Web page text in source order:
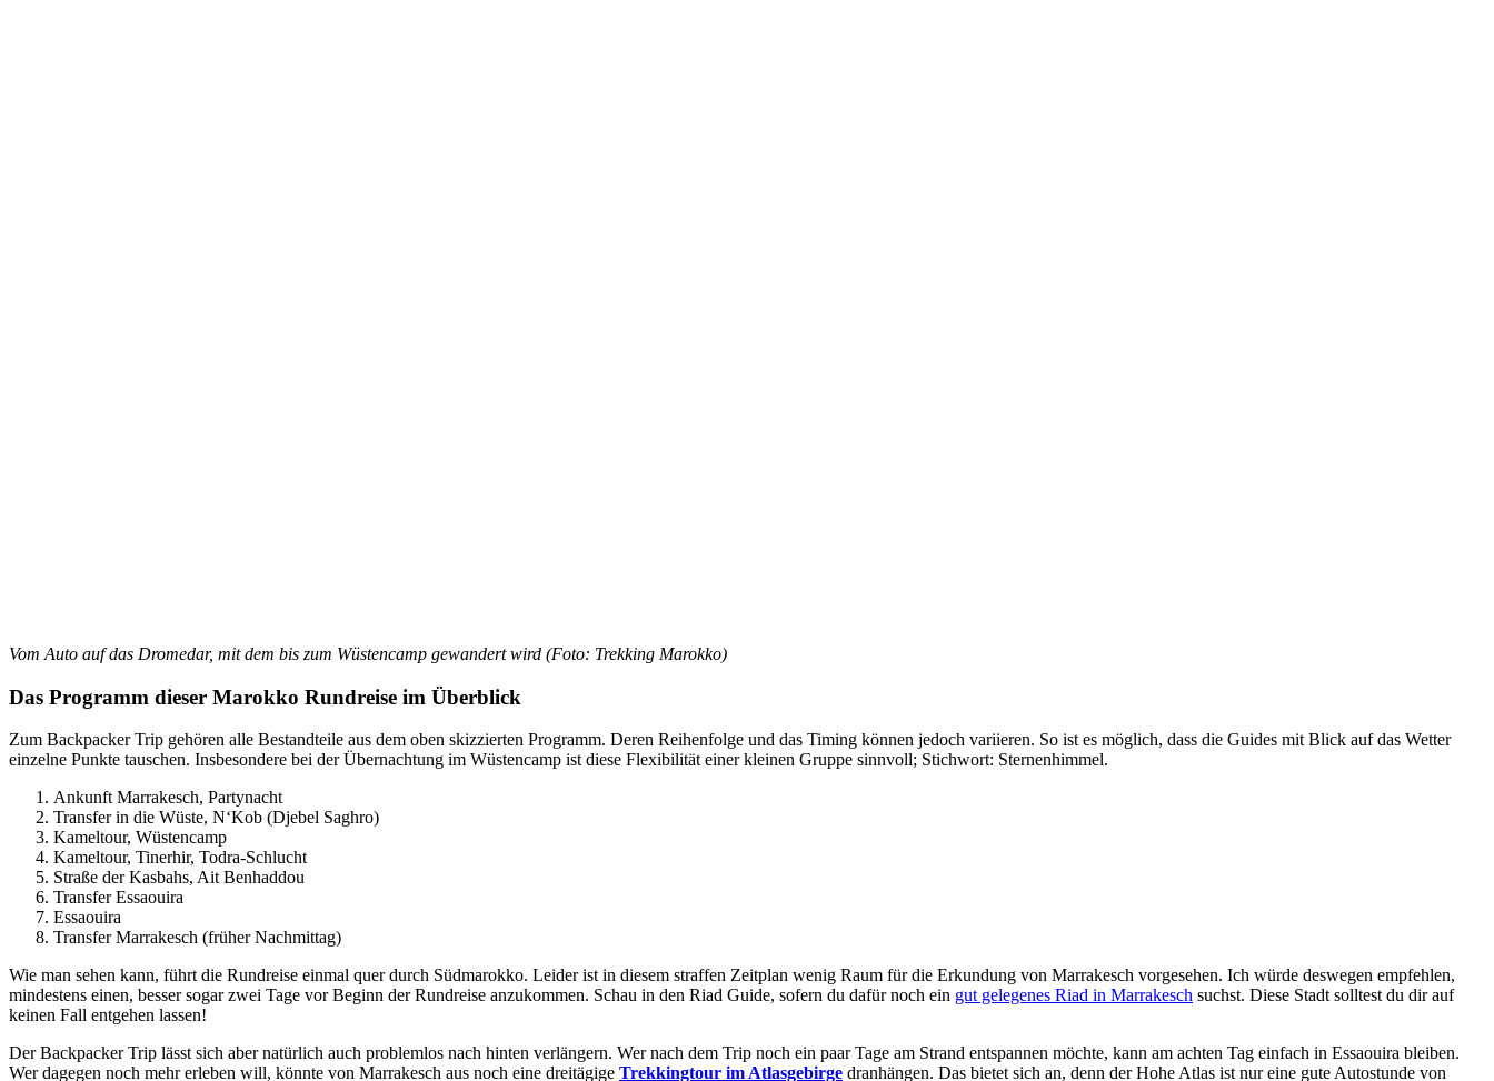
Vom Auto auf das Dromedar, mit dem bis zum Wüstencamp gewandert wird (Foto: Trekking Marokko)
Das Programm dieser Marokko Rundreise im Überblick
Zum Backpacker Trip gehören alle Bestandteile aus dem oben skizzierten Programm. Deren Reihenfolge und das Timing können jedoch variieren. So ist es möglich, dass die Guides mit Blick auf das Wetter
einzelne Punkte tauschen. Insbesondere bei der Übernachtung im Wüstencamp ist diese Flexibilität einer kleinen Gruppe sinnvoll; Stichwort: Sternenhimmel.
Ankunft Marrakesch, Partynacht
Transfer in die Wüste, N‘Kob (Djebel Saghro)
Kameltour, Wüstencamp
Kameltour, Tinerhir, Todra-Schlucht
Straße der Kasbahs, Ait Benhaddou
Transfer Essaouira
Essaouira
Transfer Marrakesch (früher Nachmittag)
Wie man sehen kann, führt die Rundreise einmal quer durch Südmarokko. Leider ist in diesem straffen Zeitplan wenig Raum für die Erkundung von Marrakesch vorgesehen. Ich würde deswegen empfehlen,
mindestens einen, besser sogar zwei Tage vor Beginn der Rundreise anzukommen. Schau in den Riad Guide, sofern du dafür noch ein gut gelegenes Riad in Marrakesch suchst. Diese Stadt solltest du dir auf
keinen Fall entgehen lassen!
Der Backpacker Trip lässt sich aber natürlich auch problemlos nach hinten verlängern. Wer nach dem Trip noch ein paar Tage am Strand entspannen möchte, kann am achten Tag einfach in Essaouira bleiben.
Wer dagegen noch mehr erleben will, könnte von Marrakesch aus noch eine dreitägige Trekkingtour im Atlasgebirge dranhängen. Das bietet sich an, denn der Hohe Atlas ist nur eine gute Autostunde von